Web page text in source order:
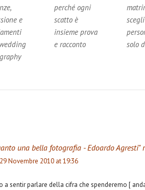
e
perché ogni
scatto è
insieme prova
e racconto
solo
una bella fotografia - Edoardo Agresti"
29 Novembre 2010 at 19:36
sentir parlare della cifra che spenderemo [